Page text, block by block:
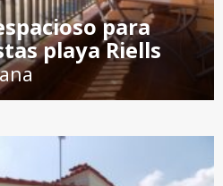
para
playa Riells